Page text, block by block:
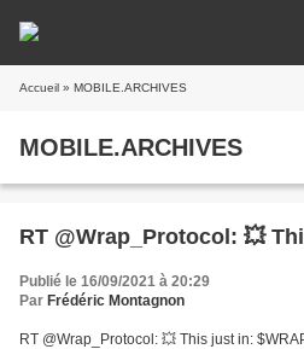
Accueil » MOBILE.ARCHIVES
MOBILE.ARCHIVES
RT @Wrap_Protocol: 💥
Publié le 16/09/2021 à 20:29
Par Frédéric Montagnon
RT @Wrap_Protocol: 💥 This just in: